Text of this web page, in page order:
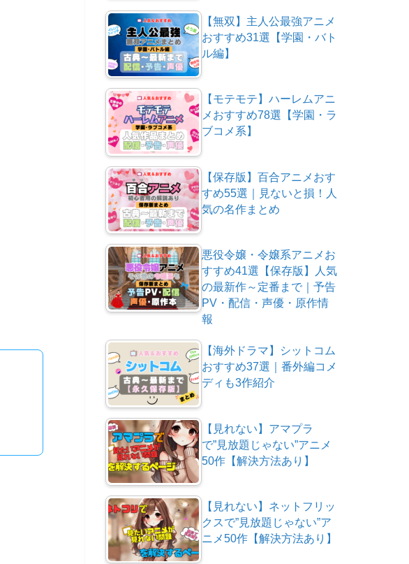
【無双】主人公最強アニメ
おすすめ31選【学園・バト
ル編】
【モテモテ】ハーレムアニ
メおすすめ78選【学園・ラ
ブコメ系】
【保存版】百合アニメおす
すめ55選｜見ないと損！人
気の名作まとめ
悪役令嬢・令嬢系アニメお
すすめ41選【保存版】人気
の最新作～定番まで｜予告
PV・配信・声優・原作情
報
【海外ドラマ】シットコム
おすすめ37選｜番外編コメ
ディも3作紹介
【見れない】アマプラ
で”見放題じゃない”アニメ
50作【解決方法あり】
【見れない】ネットフリッ
クスで”見放題じゃない”ア
ニメ50作【解決方法あり】